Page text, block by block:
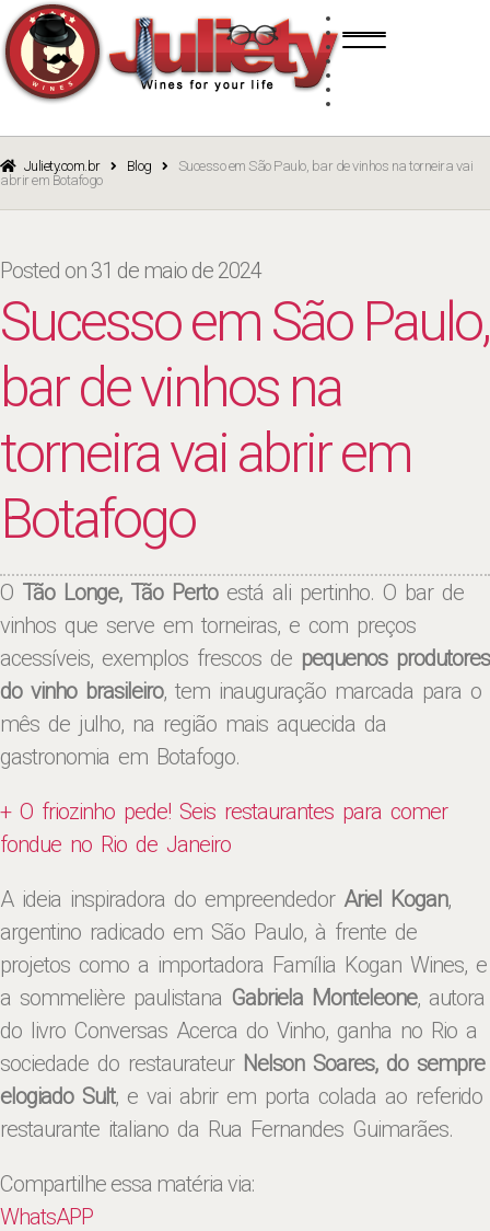
navigation
content
BRANCO
ROSÉ
Juliety.com.br Blog
Sucesso em São Paulo, bar de vinhos na torneira vai
abrir em Botafogo
Posted on 31 de maio de 2024
Sucesso em São Paulo,
bar de vinhos na
torneira vai abrir em
Botafogo
O Tão Longe, Tão Perto está ali pertinho. O bar de
vinhos que serve em torneiras, e com preços
acessíveis, exemplos frescos de pequenos produtores
do vinho brasileiro, tem inauguração marcada para o
mês de julho, na região mais aquecida da
gastronomia em Botafogo.
+ O friozinho pede! Seis restaurantes para comer
fondue no Rio de Janeiro
A ideia inspiradora do empreendedor Ariel Kogan,
argentino radicado em São Paulo, à frente de
projetos como a importadora Família Kogan Wines, e
a sommelière paulistana Gabriela Monteleone, autora
do livro Conversas Acerca do Vinho, ganha no Rio a
sociedade do restaurateur Nelson Soares, do sempre
elogiado Sult, e vai abrir em porta colada ao referido
restaurante italiano da Rua Fernandes Guimarães.
Compartilhe essa matéria via:
WhatsAPP